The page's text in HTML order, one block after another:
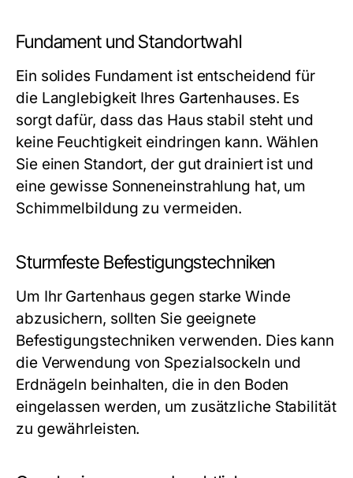
Fundament und Standortwahl
Ein solides Fundament ist entscheidend für
die Langlebigkeit Ihres Gartenhauses. Es
sorgt dafür, dass das Haus stabil steht und
keine Feuchtigkeit eindringen kann. Wählen
Sie einen Standort, der gut drainiert ist und
eine gewisse Sonneneinstrahlung hat, um
Schimmelbildung zu vermeiden.
Sturmfeste Befestigungstechniken
Um Ihr Gartenhaus gegen starke Winde
abzusichern, sollten Sie geeignete
Befestigungstechniken verwenden. Dies kann
die Verwendung von Spezialsockeln und
Erdnägeln beinhalten, die in den Boden
eingelassen werden, um zusätzliche Stabilität
zu gewährleisten.